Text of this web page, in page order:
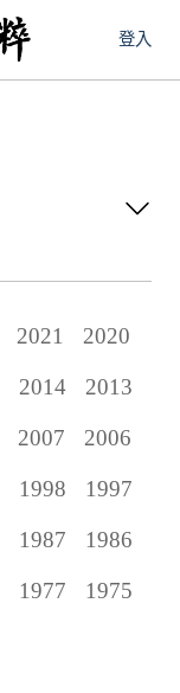
登入
2021 2020
2014 2013
2007 2006
1998 1997
1987 1986
1977 1975